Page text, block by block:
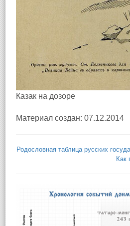
Казак на дозоре
Материал создан: 07.12.2014
Родословная таблица русских
Как